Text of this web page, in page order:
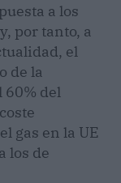
a los
por tanto, a
el
de la
del
gas en la UE
los de